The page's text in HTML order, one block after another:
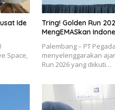
Ide
Space,
Tring! Golden Run
MengEMASkan
Palembang – PT
menyelenggarakan
Run 2026 yang diikuti…